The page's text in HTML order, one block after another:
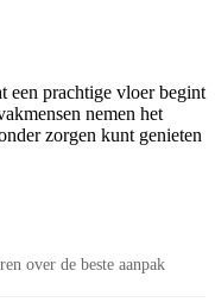
prachtige vloer begint
nemen het
zorgen kunt genieten
over de beste aanpak